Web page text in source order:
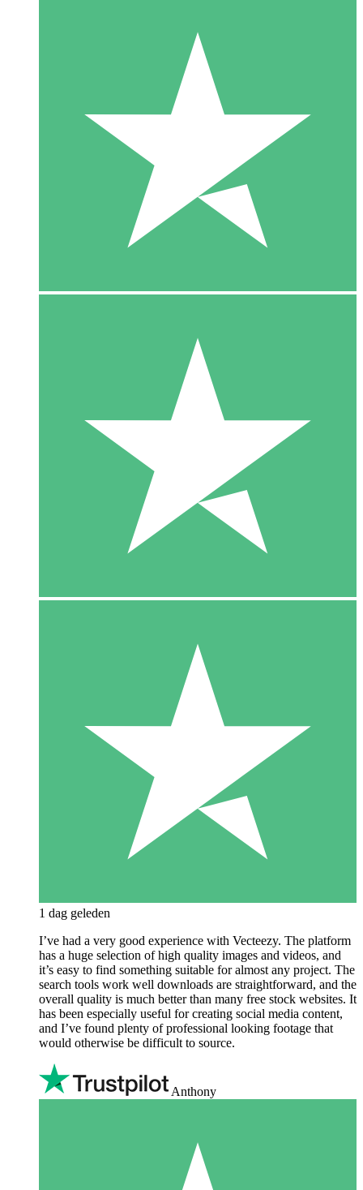
1 dag geleden
I’ve had a very good experience with Vecteezy. The platform
has a huge selection of high quality images and videos, and
it’s easy to find something suitable for almost any project. The
search tools work well downloads are straightforward, and the
overall quality is much better than many free stock websites. It
has been especially useful for creating social media content,
and I’ve found plenty of professional looking footage that
would otherwise be difficult to source.
Anthony